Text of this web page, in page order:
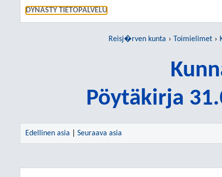
DYNASTY TIETOPALVELU
Reisj�rven kunta Toimielimet
Pöytäkirja
Edellinen asia Seuraava asia